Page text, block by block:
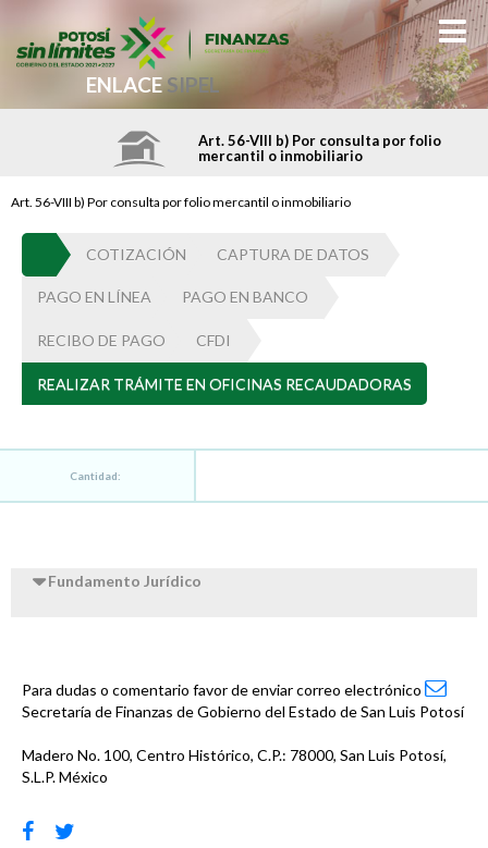
ENLACESIPEL
Art. 56-VIII b) Por consulta por folio
mercantil o inmobiliario
Art. 56-VIII b) Por consulta por folio mercantil o inmobiliario
COTIZACIÓN CAPTURA DE DATOS
PAGO EN LÍNEA PAGO EN BANCO
RECIBO DE PAGO CFDI
REALIZAR TRÁMITE EN OFICINAS RECAUDADORAS
Cantidad:
Fundamento Jurídico
Para dudas o comentario favor de enviar correo electrónico
Secretaría de Finanzas de Gobierno del Estado de San Luis Potosí
Madero No. 100, Centro Histórico, C.P.: 78000, San Luis Potosí,
S.L.P. México